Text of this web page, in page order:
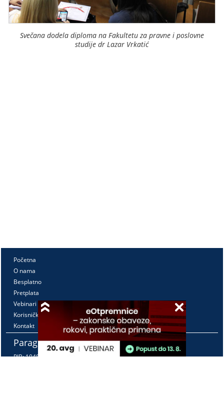
Svečana dodela diploma na Fakultetu za pravne i poslovne
studije dr Lazar Vrkatić
Početna
O nama
Besplatno
Pretplata
Vebinari
Korisnički kutak
Kontakt
Paragraf Lex d.o.o.
PIB: 104830593